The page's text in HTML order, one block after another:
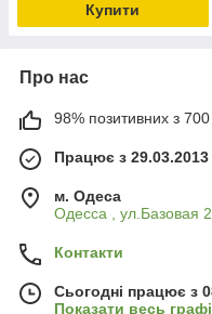
Купити
Про нас
98% позитивних з 700
Працює з 29.03.2013
м. Одеса
Одесса , ул.Базовая
Контакти
Сьогодні працює з
Показати весь